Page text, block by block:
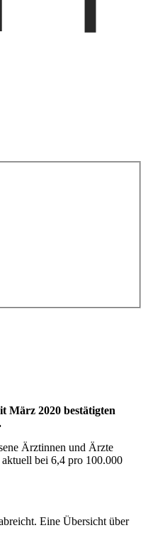
März 2020 bestätigten
Ärztinnen und Ärzte
bei 6,4 pro 100.000
Eine Übersicht über